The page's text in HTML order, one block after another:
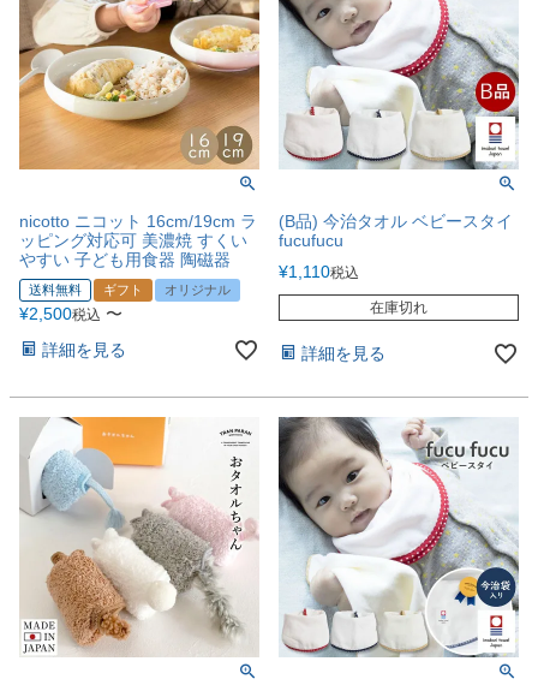
nicotto ニコット 16cm/19cm ラ
ッピング対応可 美濃焼 すくい
やすい 子ども用食器 陶磁器
送料無料 ギフト オリジナル
¥2,500税込 〜
詳細を見る
(B品) 今治タオル ベビースタイ
fucufucu
¥1,110税込
在庫切れ
詳細を見る